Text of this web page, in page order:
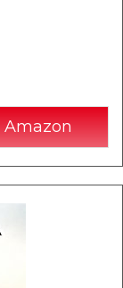
Amazon